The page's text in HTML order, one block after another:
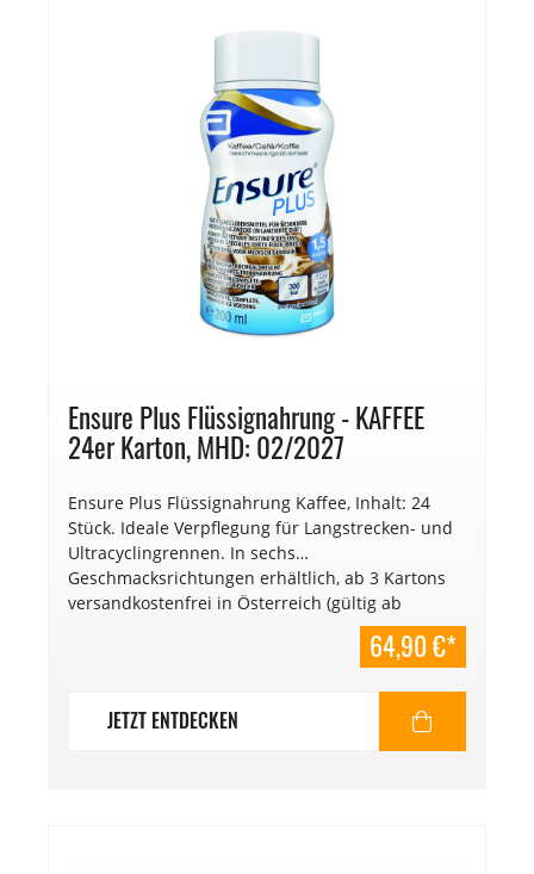
Ensure Plus Flüssignahrung - KAFFEE
24er Karton, MHD: 02/2027
Ensure Plus Flüssignahrung Kaffee, Inhalt: 24
Stück. Ideale Verpflegung für Langstrecken- und
Ultracyclingrennen. In sechs
Geschmacksrichtungen erhältlich, ab 3 Kartons
versandkostenfrei in Österreich (gültig ab
01.01.2025). € 13,52/l. Mindesthaltbarkeitsdatum:
64,90 €*
JETZT ENTDECKEN